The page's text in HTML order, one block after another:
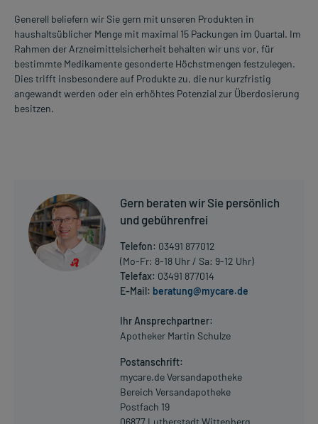
Generell beliefern wir Sie gern mit unseren Produkten in
haushaltsüblicher Menge mit maximal 15 Packungen im Quartal. Im
Rahmen der Arzneimittelsicherheit behalten wir uns vor, für
bestimmte Medikamente gesonderte Höchstmengen festzulegen.
Dies trifft insbesondere auf Produkte zu, die nur kurzfristig
angewandt werden oder ein erhöhtes Potenzial zur Überdosierung
besitzen.
Gern beraten wir Sie persönlich
und gebührenfrei
Telefon: 03491 877012
(Mo-Fr: 8-18 Uhr / Sa: 9-12 Uhr)
Telefax: 03491 877014
E-Mail: beratung@mycare.de
Ihr Ansprechpartner:
Apotheker Martin Schulze
Postanschrift:
mycare.de Versandapotheke
Bereich Versandapotheke
Postfach 19
06877 Lutherstadt Wittenberg